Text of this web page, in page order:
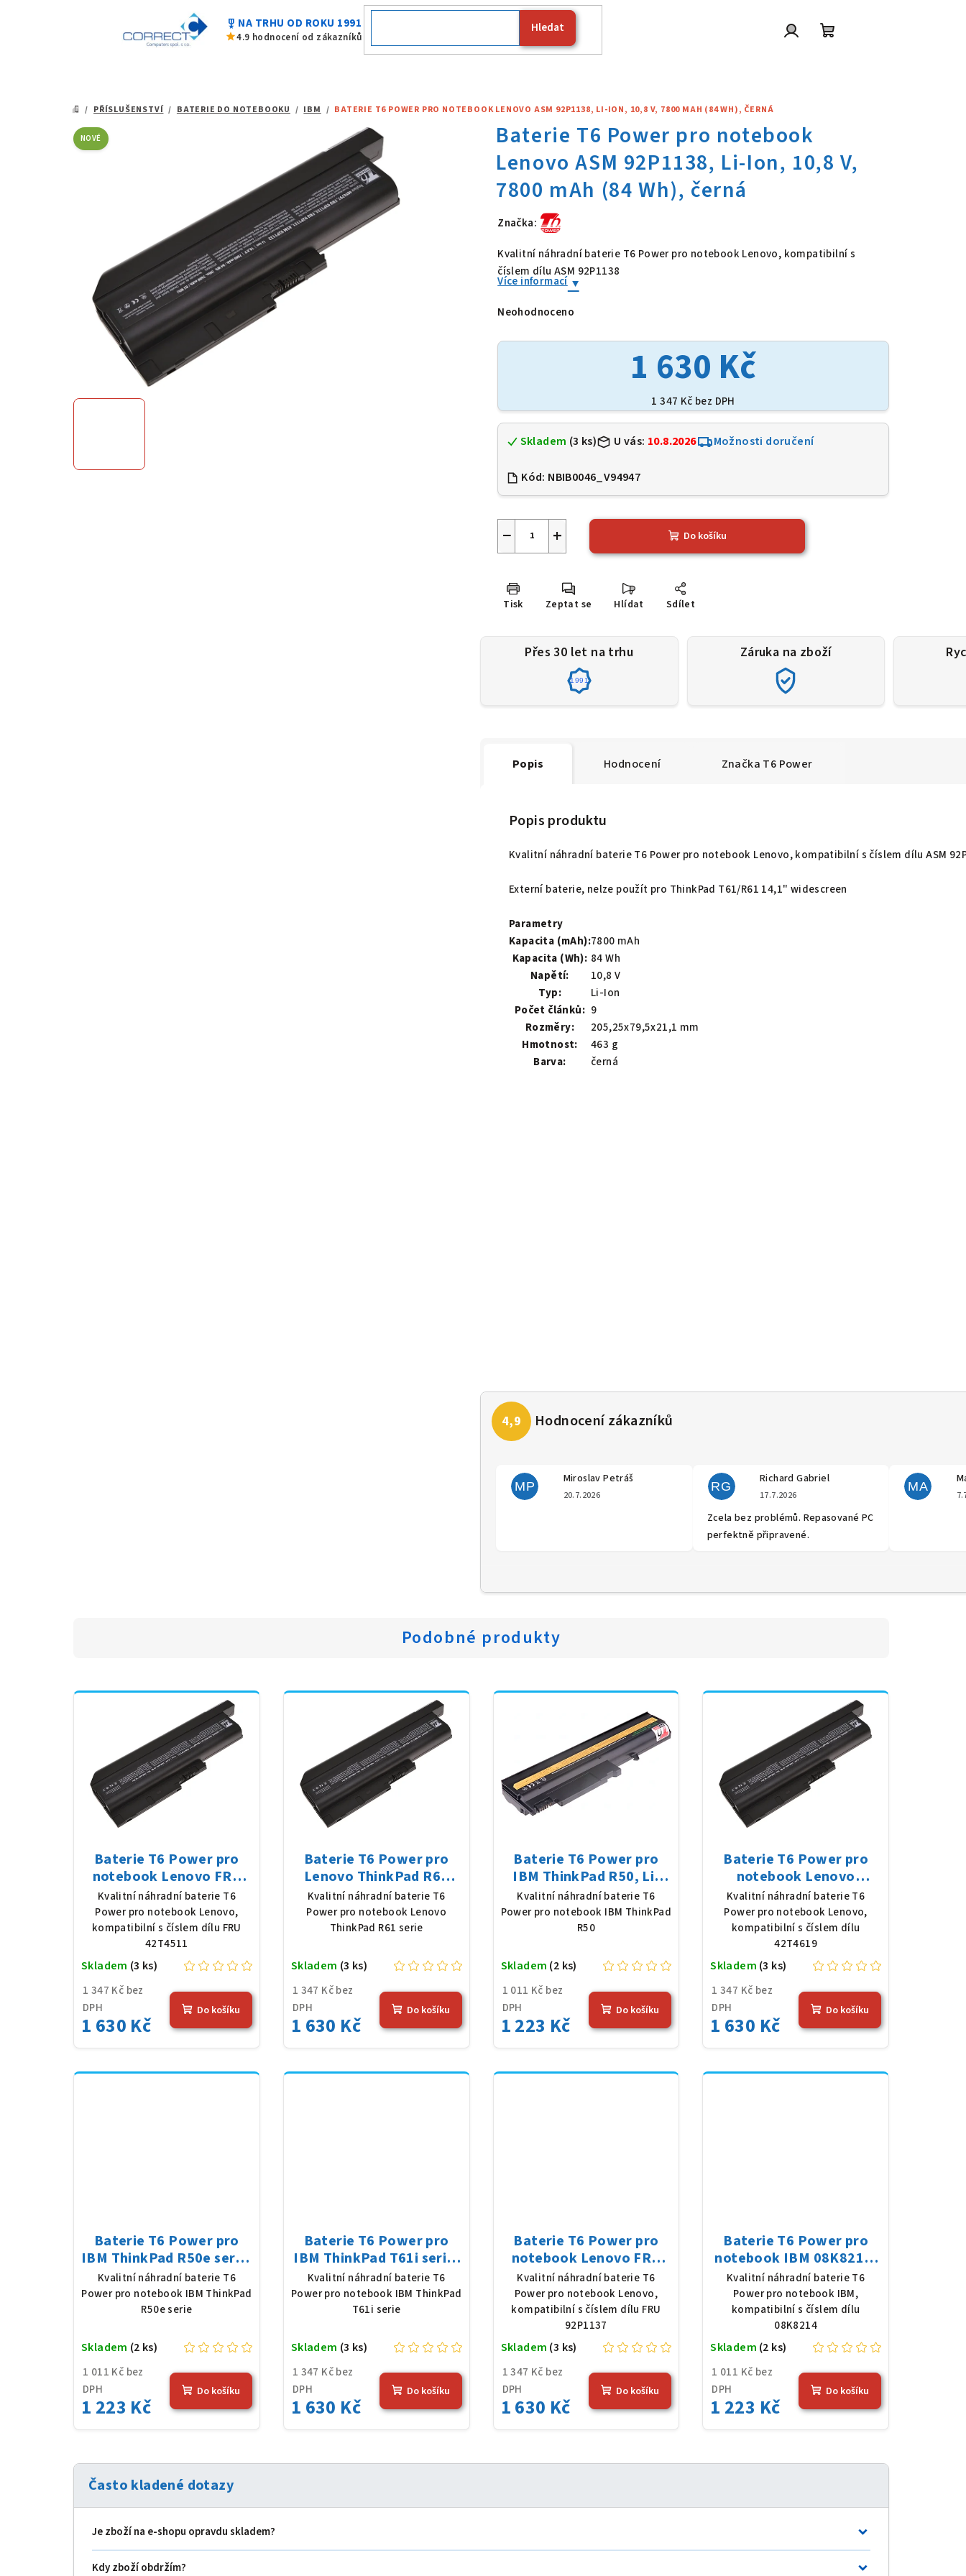
military_tech NA TRHU OD ROKU 1991
star4.9 hodnocení od zákazníků
Hledat
DOMŮ
/ PŘÍSLUŠENSTVÍ / BATERIE DO NOTEBOOKU / IBM / BATERIE T6 POWER PRO NOTEBOOK LENOVO ASM 92P1138, LI-ION, 10,8 V, 7800 MAH (84 WH), ČERNÁ
Značka:
Baterie T6 Power pro notebook Lenovo
Kvalitní náhradní baterie T6 Power pro notebook Lenovo, kompatibilní s
číslem dílu ASM 92P1138
Více informací
Průměrné
produktu
je
Neohodnoceno
1 630 Kč
1 347 Kč bez DPH
Skladem (3 ks) U vás: 10.8.2026 Možnosti doručení
Kód: NBIB0046_V94947
+
− Do košíku
Tisk Zeptat se Hlídat Sdílet
NOVÉ
Přes 30 let na trhu
1991
Záruka na zboží
Popis Hodnocení Značka T6 Power
Popis produktu
Kvalitní náhradní baterie T6 Power pro notebook Lenovo, kompatibilní s číslem dílu ASM
Externí baterie, nelze použít pro ThinkPad T61/R61 14,1" widescreen
Parametry
Kapacita (mAh):7800 mAh
Kapacita (Wh): 84 Wh
Napětí:
10,8 V
Typ:
Li-Ion
Počet článků: 9
Rozměry:
205,25x79,5x21,1 mm
Hmotnost:
463 g
Barva:
černá
MP
Miroslav Petráš
Hodnocení obchodu je 5 z 5 hvězdiček.
20.7.2026
RG
Richard Gabriel
Hodnocení obchodu je 5 z 5
17.7.2026
Zcela bez problémů. Repasované PC
perfektně připravené.
MA
Podobné produkty
Baterie T6 Power pro
notebook Lenovo FRU
42T4511, Li-Ion, 10,8 V,
7800 mAh (84 Wh), černá
Kvalitní náhradní baterie T6
Power pro notebook Lenovo,
kompatibilní s číslem dílu FRU
42T4511
1 347 Kč bez
DPH
1 630 Kč
Skladem (3 ks)
Do košíku
Baterie T6 Power pro
Lenovo ThinkPad R61
serie, Li-Ion, 10,8 V, 7800
mAh (84 Wh), černá
Kvalitní náhradní baterie T6
Power pro notebook Lenovo
ThinkPad R61 serie
1 347 Kč bez
DPH
1 630 Kč
Skladem (3 ks)
Do košíku
Baterie T6 Power pro
IBM ThinkPad R50, Li-
Ion, 10,8 V, 5200 mAh (56
Wh), černá
Kvalitní náhradní baterie T6
Power pro notebook IBM ThinkPad
R50
1 011 Kč bez
DPH
1 223 Kč
Skladem (2 ks)
Do košíku
Baterie T6 Power pro
notebook Lenovo
42T4619, Li-Ion, 10,8 V,
7800 mAh (84 Wh), černá
Kvalitní náhradní baterie T6
Power pro notebook Lenovo,
kompatibilní s číslem dílu
42T4619
1 347 Kč bez
DPH
1 630 Kč
Skladem (3 ks)
Do košíku
Baterie T6 Power pro
IBM ThinkPad R50e serie,
Li-Ion, 10,8 V, 5200 mAh
(56 Wh), černá
Kvalitní náhradní baterie T6
Power pro notebook IBM ThinkPad
R50e serie
1 011 Kč bez
DPH
1 223 Kč
Skladem (2 ks)
Do košíku
Baterie T6 Power pro
IBM ThinkPad T61i serie,
Li-Ion, 10,8 V, 7800 mAh
(84 Wh), černá
Kvalitní náhradní baterie T6
Power pro notebook IBM ThinkPad
T61i serie
1 347 Kč bez
DPH
1 630 Kč
Skladem (3 ks)
Do košíku
Baterie T6 Power pro
notebook Lenovo FRU
92P1137, Li-Ion, 10,8 V,
7800 mAh (84 Wh), černá
Kvalitní náhradní baterie T6
Power pro notebook Lenovo,
kompatibilní s číslem dílu FRU
92P1137
1 347 Kč bez
DPH
1 630 Kč
Skladem (3 ks)
Do košíku
Baterie T6 Power pro
notebook IBM 08K8214,
Li-Ion, 10,8 V, 5200 mAh
(56 Wh), černá
Kvalitní náhradní baterie T6
Power pro notebook IBM,
kompatibilní s číslem dílu
08K8214
1 011 Kč bez
DPH
1 223 Kč
Skladem (2 ks)
Do košíku
Často kladené dotazy
Je zboží na e‑shopu opravdu skladem?
Kdy zboží obdržím?
hvězdiček.